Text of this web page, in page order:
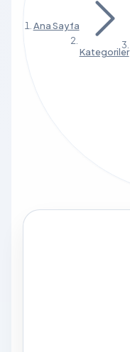
Ana Sayfa
Kategoriler